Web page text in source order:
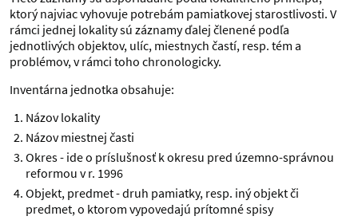
ktorý najviac vyhovuje potrebám pamiatkovej starostlivosti. V
rámci jednej lokality sú záznamy ďalej členené podľa
jednotlivých objektov, ulíc, miestnych častí, resp. tém a
problémov, v rámci toho chronologicky.
Inventárna jednotka obsahuje:
Názov lokality
Názov miestnej časti
Okres - ide o príslušnosť k okresu pred územno-správnou
reformou v r. 1996
Objekt, predmet - druh pamiatky, resp. iný objekt či
predmet, o ktorom vypovedajú prítomné spisy